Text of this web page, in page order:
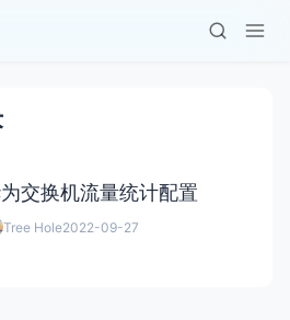
交换机流量统计配置
Tree Hole2022-09-27